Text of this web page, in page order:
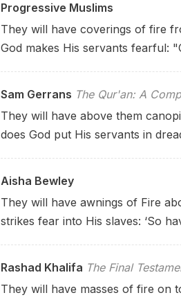
Progressive Muslims
They will have coverings of fire
God makes His servants fearful:
Sam Gerrans The Qur'an: A
They will have above them
does God put His servants in
Aisha Bewley
They will have awnings of Fire
strikes fear into His slaves: ‘So
Rashad Khalifa The Final
They will have masses of fire on